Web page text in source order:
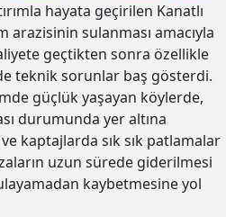
hayata geçirilen Kanatlı
arazisinin sulanması amacıyla
geçtikten sonra özellikle
teknik sorunlar baş gösterdi.
güçlük yaşayan köylerde,
durumunda yer altına
kaptajlarda sık sık patlamalar
uzun sürede giderilmesi
kaybetmesine yol